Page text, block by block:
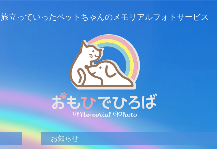
旅立っていったペットちゃんの メモリアルフォトサービス
お知らせ